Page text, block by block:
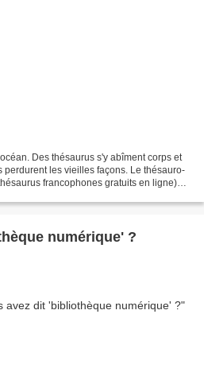
Des thésaurus s'y abîment corps et
perdurent les vieilles façons. Le thésauro-
francophones gratuits en ligne)
numérique' ?